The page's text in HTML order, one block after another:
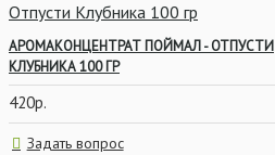
АРОМАКОНЦЕНТРАТ ПОЙМАЛ - ОТПУСТИ
КЛУБНИКА 100 ГР
420р.
Задать вопрос